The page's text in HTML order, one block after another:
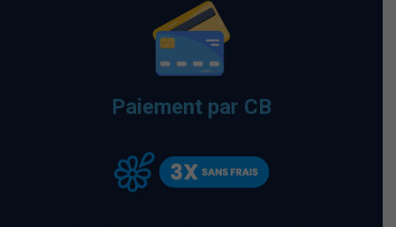
Paiement par CB